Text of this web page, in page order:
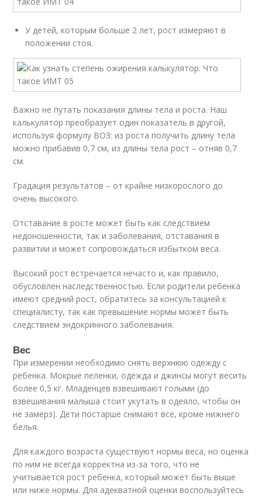
У детей, которым больше 2 лет, рост измеряют в
положении стоя.
Важно не путать показания длины тела и роста. Наш
калькулятор преобразует один показатель в другой,
используя формулу ВОЗ: из роста получить длину тела
можно прибавив 0,7 см, из длины тела рост – отняв 0,7
см.
Градация результатов – от крайне низкорослого до
очень высокого.
Отставание в росте может быть как следствием
недоношенности, так и заболевания, отставания в
развитии и может сопровождаться избытком веса.
Высокий рост встречается нечасто и, как правило,
обусловлен наследственностью. Если родители ребенка
имеют средний рост, обратитесь за консультацией к
специалисту, так как превышение нормы может быть
следствием эндокринного заболевания.
Вес
При измерении необходимо снять верхнюю одежду с
ребенка. Мокрые пеленки, одежда и джинсы могут весить
более 0,5 кг. Младенцев взвешивают голыми (до
взвешивания малыша стоит укутать в одеяло, чтобы он
не замерз). Дети постарше снимают все, кроме нижнего
белья.
Для каждого возраста существуют нормы веса, но оценка
по ним не всегда корректна из-за того, что не
учитывается рост ребенка, который может быть выше
или ниже нормы. Для адекватной оценки воспользуйтесь